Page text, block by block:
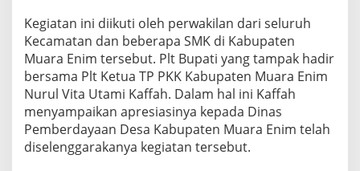
Kegiatan ini diikuti oleh perwakilan dari seluruh
Kecamatan dan beberapa SMK di Kabupaten
Muara Enim tersebut. Plt Bupati yang tampak hadir
bersama Plt Ketua TP PKK Kabupaten Muara Enim
Nurul Vita Utami Kaffah. Dalam hal ini Kaffah
menyampaikan apresiasinya kepada Dinas
Pemberdayaan Desa Kabupaten Muara Enim telah
diselenggarakanya kegiatan tersebut.